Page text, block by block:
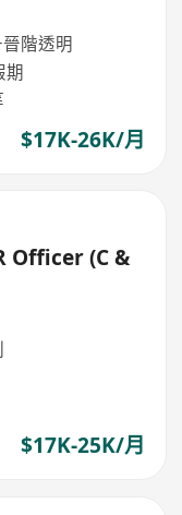
階透明
期
$17K-26K/月
Officer (C &
$17K-25K/月